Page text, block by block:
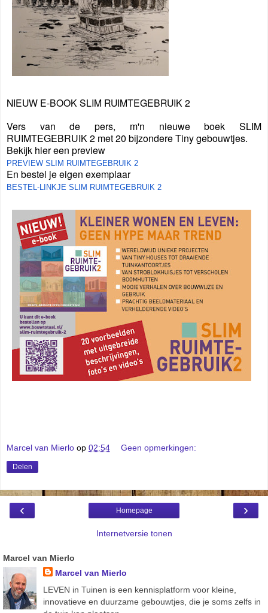
NIEUW E-BOOK SLIM RUIMTEGEBRUIK 2
Vers van de pers, m'n nieuwe boek SLIM
RUIMTEGEBRUIK 2 met 20 bijzondere Tiny gebouwtjes.
Bekijk hier een preview
PREVIEW SLIM RUIMTEGEBRUIK 2
En bestel je eigen exemplaar
BESTEL-LINKJE SLIM RUIMTEGEBRUIK 2
Marcel van Mierlo op 02:54 Geen opmerkingen:
Delen
‹ ›
Homepage
Internetversie tonen
Marcel van Mierlo
Marcel van Mierlo
LEVEN in Tuinen is een kennisplatform voor kleine,
innovatieve en duurzame gebouwtjes, die je soms zelfs in